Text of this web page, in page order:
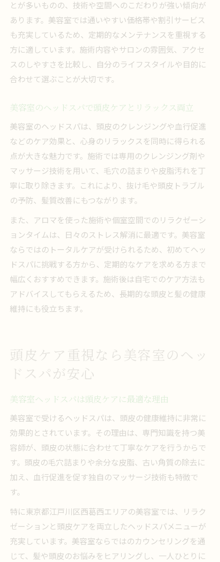
とが多いものの、技術や空間へのこだわりが強い傾向が
あります。美容室では通いやすい価格帯や割引サービス
も充実しているため、定期的なメンテナンスを重視する
方に適しています。施術内容やサロンの雰囲気、アクセ
スのしやすさを比較し、自分のライフスタイルや目的に
合わせて選ぶことが大切です。
美容室のヘッドスパで頭皮ケアとリラックス両立
美容室のヘッドスパは、頭皮のクレンジングや血行促進
などのケア効果と、心身のリラックスを同時に得られる
点が大きな魅力です。施術では専用のクレンジング剤や
マッサージ技術を用いて、毛穴の詰まりや皮脂汚れを丁
寧に取り除きます。これにより、抜け毛や頭皮トラブル
の予防、髪質改善にもつながります。
また、アロマを使った施術や個室空間でのリラクゼーシ
ョンタイムは、日々のストレス解消に最適です。美容室
ならではのトータルケアが受けられるため、初めてヘッ
ドスパに挑戦する方から、定期的なケアを求める方まで
幅広くおすすめできます。施術後は自宅でのケア方法も
アドバイスしてもらえるため、長期的な頭皮と髪の健康
維持にも役立ちます。
頭皮ケア重視なら美容室のヘッ
ドスパが安心
美容室ヘッドスパは頭皮ケアに最適な理由
美容室で受けるヘッドスパは、頭皮の健康維持に非常に
効果的とされています。その理由は、専門知識を持つ美
容師が、頭皮の状態に合わせて丁寧なケアを行うからで
す。頭皮の毛穴詰まりや余分な皮脂、古い角質の除去に
加え、血行促進を促す独自のマッサージ技術も特徴で
す。
特に東京都江戸川区西葛西エリアの美容室では、リラク
ゼーションと頭皮ケアを両立したヘッドスパメニューが
充実しています。美容室ならではのカウンセリングを通
じて、髪や頭皮のお悩みをヒアリングし、一人ひとりに